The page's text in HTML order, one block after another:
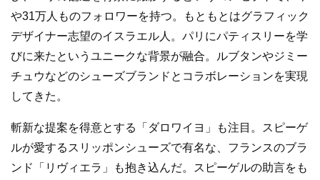
や31万人ものフォロワーを持つ。もともとはグラフィック
デザイナー志望のイスラエル人。パリにパティスリーを学
びに来たというユニークな背景が融合。ルブタンやジミー
チュウなどのシューズブランドとコラボレーションを実現
してきた。
斬新な提案を得意とする「ダロワイヨ」も注目。スピーゲ
ルが愛するスリッポンシューズで有名な、フランスのブラ
ンド「リヴィエラ」も抱き込んだ。スピーゲルの助言をも